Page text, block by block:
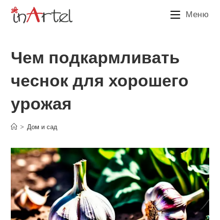
Перейти
Меню
Чем подкармливать
чеснок для хорошего
урожая
> Дом и сад